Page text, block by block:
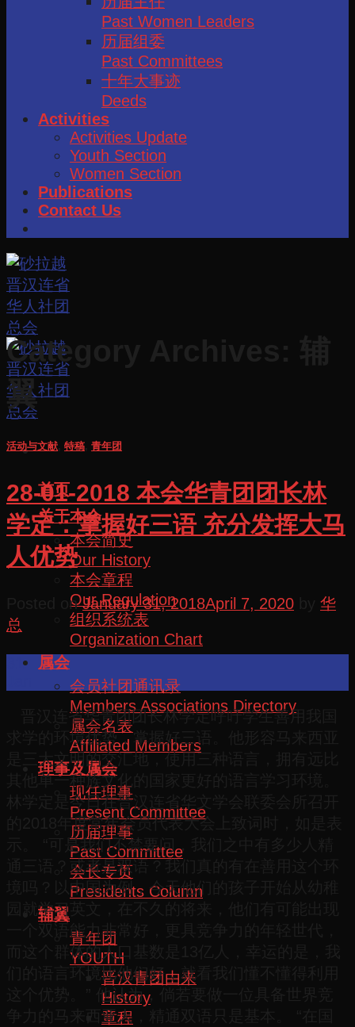
Past Women Leaders
历届组委
Past Committees
十年大事迹
Deeds
Activities
Activities Update
Youth Section
Women Section
Publications
Contact Us
首页
关于本会
本会简史
Our History
本会章程
Our Regulation
组织系统表
Organization Chart
属会
会员社团通讯录
Members Associations Directory
属会名表
Affiliated Members
理事及属会
现任理事
Present Committee
历届理事
Past Committee
会长专页
Presidents Column
辅翼
青年团
YOUTH
晋汉青团由来
History
章程
Category Archives:
翼
活动与文献 特稿 青年团
28-01-2018 本会华青团团长林
学定：掌握好三语 充分发挥大马
人优势
Posted onJanuary 31, 2018April 7, 2020
华
总
31
晋汉连省华青团团长林学定呼吁学生善用我国
求学的环境优势，掌握好三语。他形容马来西亚
是三大文明的交汇地，使用三种语言，拥有远比
其他单一种族文化的国家更好的语言学习环境。
林学定是今日在晋汉连省华文学会联委会所召开
的2018年度常年会员代表大会上致词时，如是表
示。 “可是我们不禁要问，我们之中有多少人精
通三语？或者是双语？我们真的有在善用这个环
境吗？以中国为例，今天他们的孩子开始从幼稚
园就学习英文，在不久的将来，他们有可能出现
一个双语能力非常好，更具竞争力的年轻世代，
而这个群体的人口基数是13亿人，幸运的是，我
们的语言环境比他们好，就看我们懂不懂得利用
这个优势。” 他认为，倘若要做一位具备世界竞
争力的马来西亚人，精通双语只是基本。 “在国